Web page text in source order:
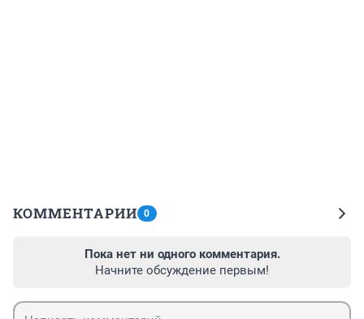
КОММЕНТАРИИ 0
Пока нет ни одного комментария.
Начните обсуждение первым!